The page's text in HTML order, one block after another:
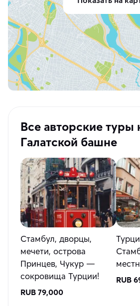
Все авторские туры
Галатской башне
Стамбул, дворцы,
мечети, острова
Принцев, Чукур —
сокровища Турции!
RUB 79,000
RUB